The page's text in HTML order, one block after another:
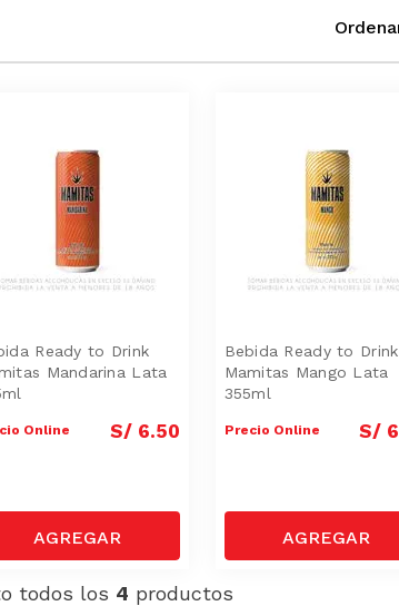
Ready to Drink
Mandarina Lata
Online S/ 6.50
Bebida Ready to Drink
Mamitas Mango Lata
355ml
Precio Online S/ 6
todos los 4 productos